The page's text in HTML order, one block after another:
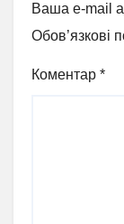
Ваша e-mail
Обов’язкові
Коментар *